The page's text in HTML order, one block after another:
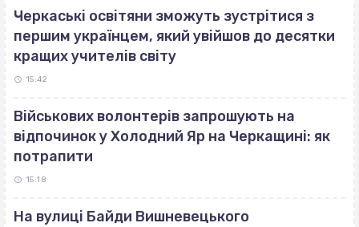
Черкаські освітяни зможуть зустрітися з
першим українцем, який увійшов до десятки
кращих учителів світу
15:42
Військових волонтерів запрошують на
відпочинок у Холодний Яр на Черкащині: як
потрапити
15:18
На вулиці Байди Вишневецького